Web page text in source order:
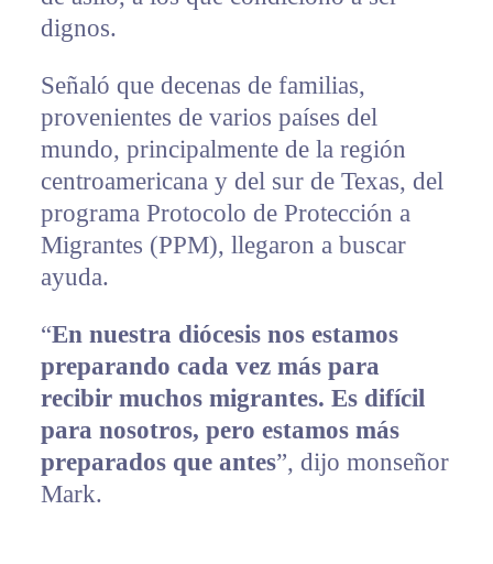
dignos.
Señaló que decenas de familias,
provenientes de varios países del
mundo, principalmente de la región
centroamericana y del sur de Texas, del
programa Protocolo de Protección a
Migrantes (PPM), llegaron a buscar
ayuda.
“En nuestra diócesis nos estamos
preparando cada vez más para
recibir muchos migrantes. Es difícil
para nosotros, pero estamos más
preparados que antes”, dijo monseñor
Mark.